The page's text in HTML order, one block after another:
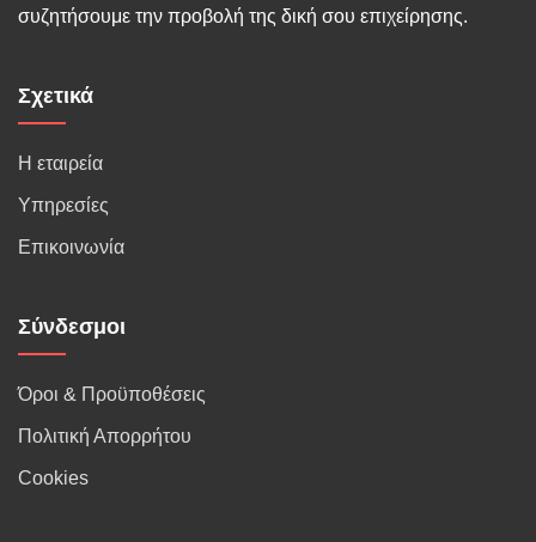
συζητήσουμε την προβολή της δική σου επιχείρησης.
Σχετικά
Η εταιρεία
Υπηρεσίες
Επικοινωνία
Σύνδεσμοι
Όροι & Προϋποθέσεις
Πολιτική Απορρήτου
Cookies